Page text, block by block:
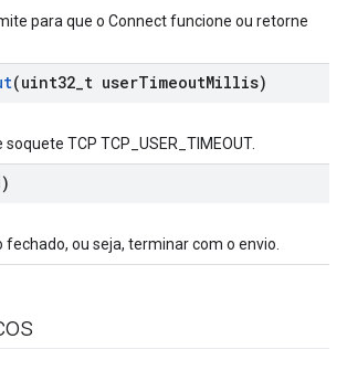
para que o Connect funcione ou retorne
(uint32 t userTimeoutMillis)
TCP TCP_USER_TIMEOUT.
fechado, ou seja, terminar com o envio.